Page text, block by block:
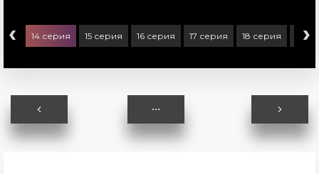
‹ 14 серия 15 серия 16 серия 17 серия 18 серия 19
›